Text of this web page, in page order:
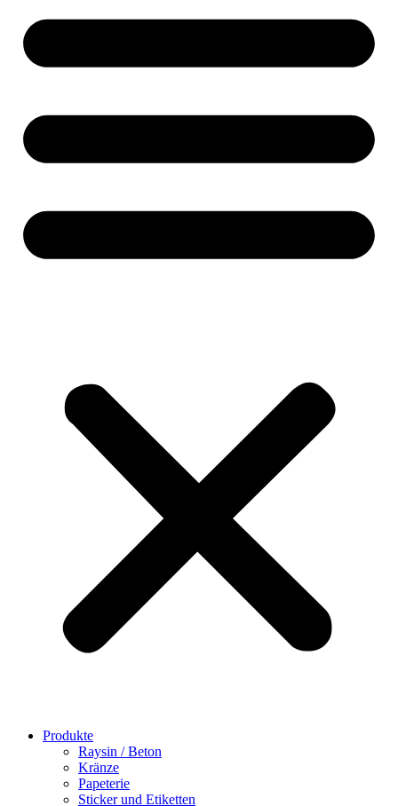
Produkte
Raysin / Beton
Kränze
Papeterie
Sticker und Etiketten